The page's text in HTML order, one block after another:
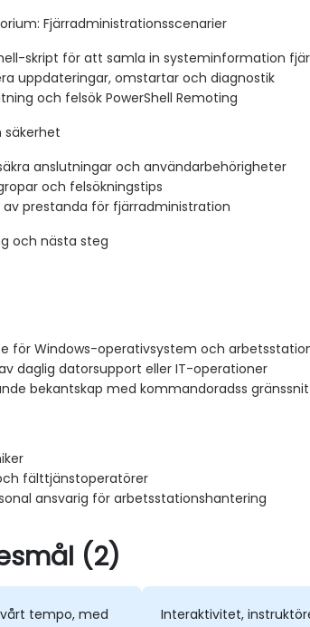
Fjärradministrationsscenarier
skript för att samla in systeminformation
uppdateringar, omstartar och diagnostik
och felsök PowerShell Remoting
säkerhet
anslutningar och användarbehörigheter
och felsökningstips
prestanda för fjärradministration
och nästa steg
för Windows-operativsystem och
daglig datorsupport eller IT-operationer
bekantskap med kommandoradss
fälttjänstoperatörer
ansvarig för arbetsstationshantering
(2)
tempo, med
Interaktivitet,